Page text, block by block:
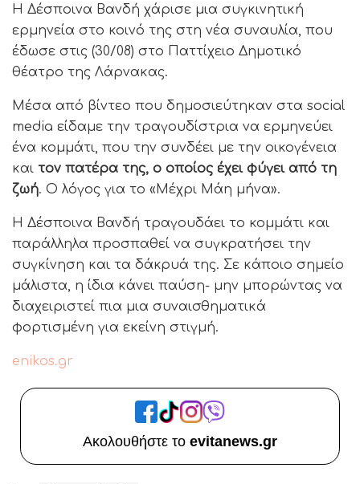
Η Δέσποινα Βανδή χάρισε μια συγκινητική
ερμηνεία στο κοινό της στη νέα συναυλία, που
έδωσε στις (30/08) στο Παττίχειο Δημοτικό
θέατρο της Λάρνακας.
Μέσα από βίντεο που δημοσιεύτηκαν στα social
media είδαμε την τραγουδίστρια να ερμηνεύει
ένα κομμάτι, που την συνδέει με την οικογένεια
και τον πατέρα της, ο οποίος έχει φύγει από τη
ζωή. Ο λόγος για το «Μέχρι Μάη μήνα».
H Δέσποινα Βανδή τραγουδάει το κομμάτι και
παράλληλα προσπαθεί να συγκρατήσει την
συγκίνηση και τα δάκρυά της. Σε κάποιο σημείο
μάλιστα, η ίδια κάνει παύση- μην μπορώντας να
διαχειριστεί πια μια συναισθηματικά
φορτισμένη για εκείνη στιγμή.
enikos.gr
Ακολουθήστε το evitanews.gr